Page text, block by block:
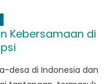
di
Kebersamaan di
desa di Indonesia dan